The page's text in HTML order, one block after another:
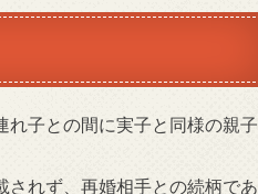
子との間に実子と同様の親子
されず、再婚相手との続柄であ